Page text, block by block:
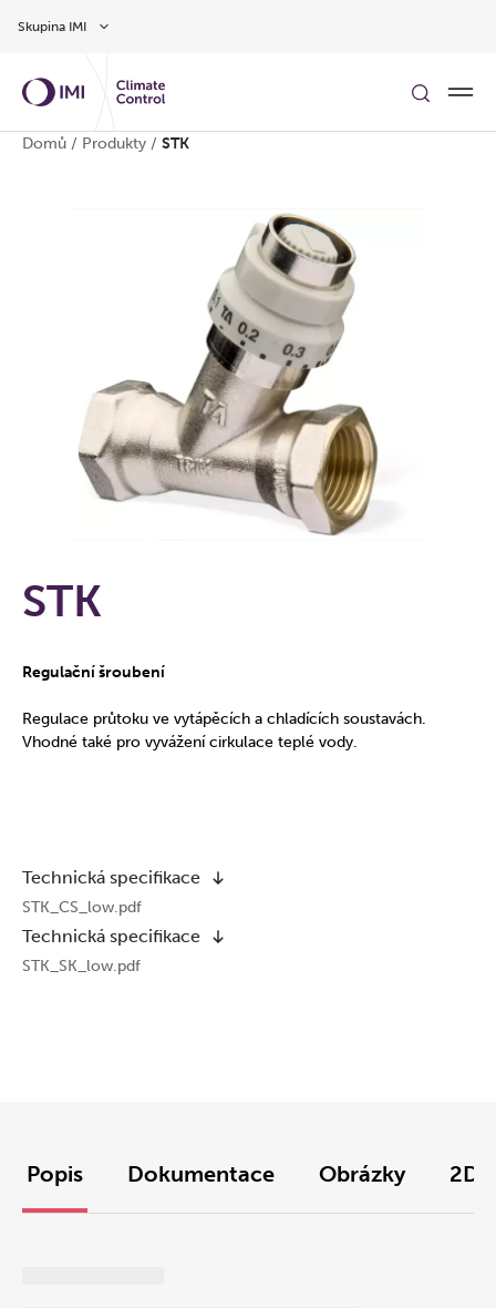
Skupina IMI
Domů / Produkty / STK
STK
Regulační šroubení
Regulace průtoku ve vytápěcích a chladících soustavách.
Vhodné také pro vyvážení cirkulace teplé vody.
Technická specifikace
STK_CS_low.pdf
Technická specifikace
STK_SK_low.pdf
Popis Dokumentace Obrázky 2D/